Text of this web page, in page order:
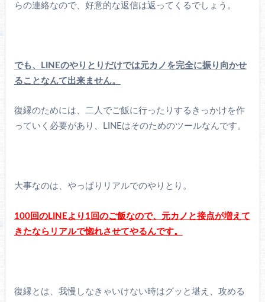
らの連絡なので、好意的な返信は返ってくるでしょう。
でも、LINEのやりとりだけでは元カノを完全に振り向かせ
ることなんて出来ません。
復縁のためには、二人でご飯に行ったりするきっかけを作
っていく必要があり、LINEはそのためのツールなんです。
大事なのは、やっぱりリアルでのやりとり。
100回のLINEより1回のご飯なので、元カノと接点が増えて
きたならリアルで惚れさせてやるんです。
復縁とは、我慢しなきゃいけない時はグッと堪え、攻める